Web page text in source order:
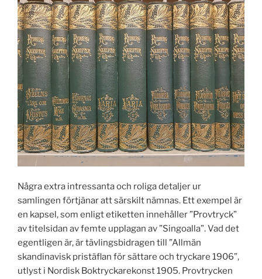
Några extra intressanta och roliga detaljer ur
samlingen förtjänar att särskilt nämnas. Ett exempel är
en kapsel, som enligt etiketten innehåller ”Provtryck”
av titelsidan av femte upplagan av ”Singoalla”. Vad det
egentligen är, är tävlingsbidragen till ”Allmän
skandinavisk pristäflan för sättare och tryckare 1906”,
utlyst i Nordisk Boktryckarekonst 1905. Provtrycken